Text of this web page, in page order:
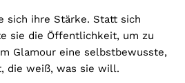
sich ihre Stärke. Statt sich
sie die Öffentlichkeit, um zu
Glamour eine selbstbewusste,
die weiß, was sie will.